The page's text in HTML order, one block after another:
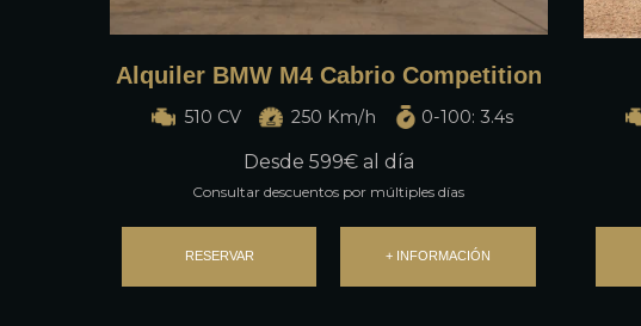
Alquiler BMW M4 Cabrio Competition
510 CV 250 Km/h 0-100: 3.4s
Desde 599€ al día
Consultar descuentos por múltiples días
RESERVAR + INFORMACIÓN